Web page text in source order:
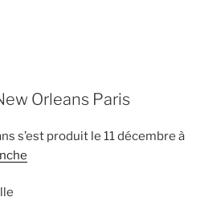
Orleans Paris
s’est produit le 11 décembre à